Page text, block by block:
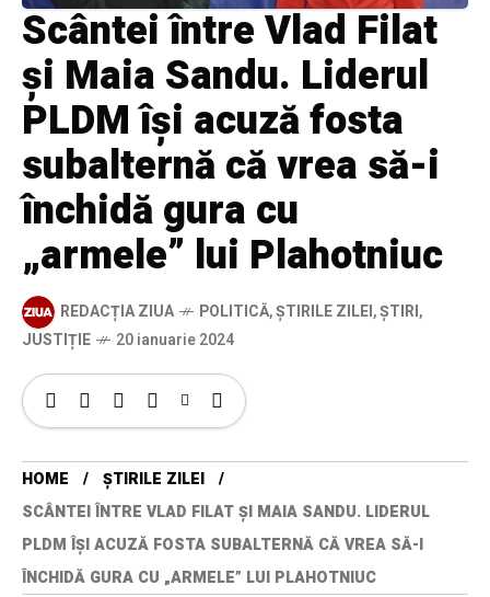
Scântei între Vlad Filat
și Maia Sandu. Liderul
PLDM își acuză fosta
subalternă că vrea să-i
închidă gura cu
„armele” lui Plahotniuc
REDACȚIA ZIUA POLITICĂ,ȘTIRILE ZILEI,ȘTIRI,
JUSTIȚIE
20 ianuarie 2024
HOME
ȘTIRILE ZILEI
SCÂNTEI ÎNTRE VLAD FILAT ȘI MAIA SANDU. LIDERUL
PLDM ÎȘI ACUZĂ FOSTA SUBALTERNĂ CĂ VREA SĂ-I
ÎNCHIDĂ GURA CU „ARMELE” LUI PLAHOTNIUC